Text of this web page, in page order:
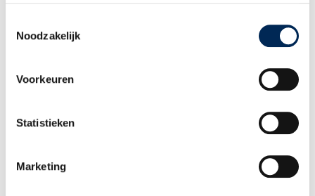
Noodzakelijk
Voorkeuren
Statistieken
Marketing
Règlement de travail en Belgique : une obligation pour les employeurs